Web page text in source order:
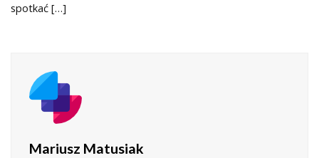
spotkać […]
Mariusz Matusiak